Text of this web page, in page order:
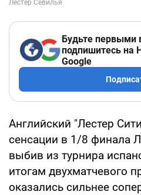
Будьте первыми
подпишитесь на
Google
Английский "Лестер
сенсации в 1/8 финала
выбив из турнира
итогам двухматчевого
оказались сильнее